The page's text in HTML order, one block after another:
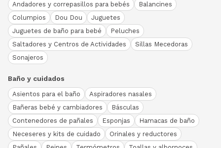
Andadores y correpasillos para bebés
Balancines
Columpios
Dou Dou
Juguetes
Juguetes de baño para bebé
Peluches
Saltadores y Centros de Actividades
Sillas Mecedoras
Sonajeros
Baño y cuidados
Asientos para el baño
Aspiradores nasales
Bañeras bebé y cambiadores
Básculas
Contenedores de pañales
Esponjas
Hamacas de baño
Neceseres y kits de cuidado
Orinales y reductores